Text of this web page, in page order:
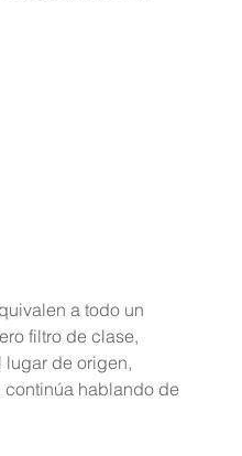
a todo un
filtro de clase,
de origen,
hablando de